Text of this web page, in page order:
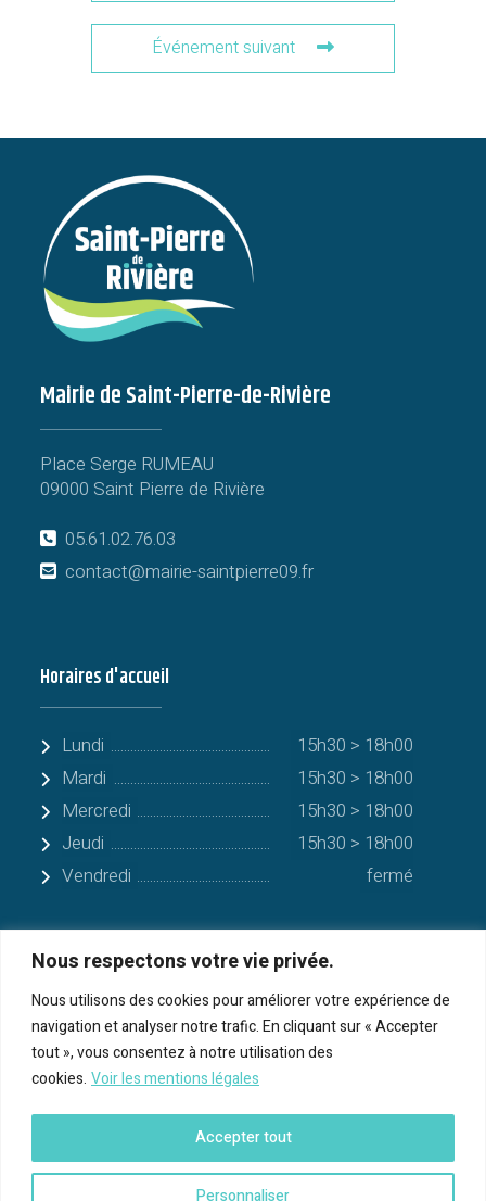
Nous respectons votre vie privée.
Nous utilisons des cookies pour améliorer votre expérience de
navigation et analyser notre trafic. En cliquant sur « Accepter
tout », vous consentez à notre utilisation des
cookies. Voir les mentions légales
Personnaliser
Accepter tout
Événement suivant
Mairie de Saint-Pierre-de-Rivière
Place Serge RUMEAU
09000 Saint Pierre de Rivière
05.61.02.76.03
contact@mairie-saintpierre09.fr
Horaires d'accueil
Lundi
15h30 > 18h00
Mardi
15h30 > 18h00
Mercredi
15h30 > 18h00
Jeudi
15h30 > 18h00
Vendredi
fermé
Quelques communes alentours
Serres-sur-Arget
Bénac
Foix